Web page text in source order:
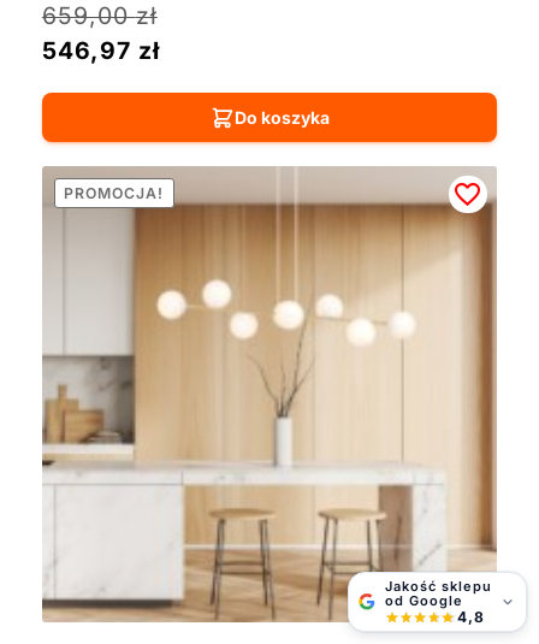
659,00zł
546,97 zł
Do koszyka
PROMOCJA!
Jakość sklepu
od Google
4,8